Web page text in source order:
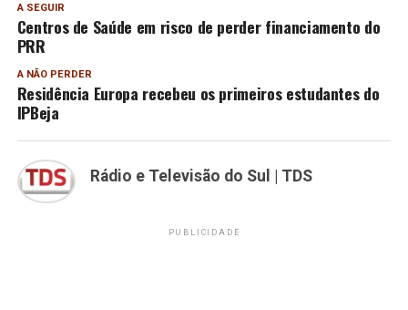
A SEGUIR
Centros de Saúde em risco de perder financiamento do
PRR
A NÃO PERDER
Residência Europa recebeu os primeiros estudantes do
IPBeja
Rádio e Televisão do Sul | TDS
PUBLICIDADE